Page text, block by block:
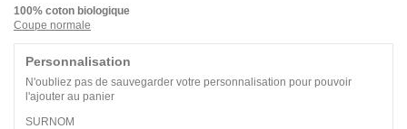
100% coton biologique
Coupe normale
Personnalisation
N'oubliez pas de sauvegarder votre personnalisation pour pouvoir
l'ajouter au panier
SURNOM